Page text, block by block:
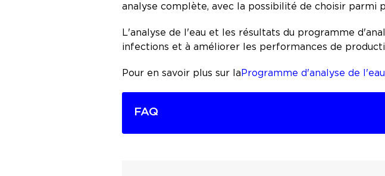
analyse complète, avec la possibilité de choisir parmi
L'analyse de l'eau et les résultats du programme
infections et à améliorer les performances de
Pour en savoir plus sur laProgramme d'analyse de
FAQ